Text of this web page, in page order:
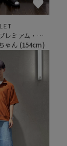
佐野プレミアム・アウトレット
ゃん (154cm)